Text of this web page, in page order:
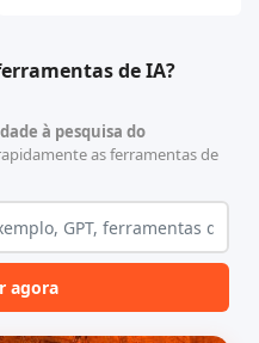
（如 VPS）设计。它完全采用
无需安装...
de IA?
à pesquisa do
as ferramentas de
agora